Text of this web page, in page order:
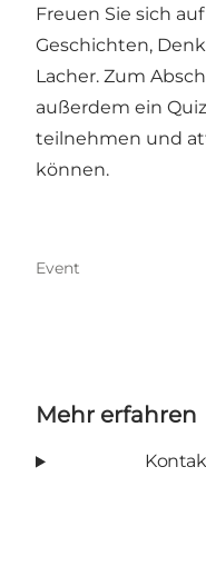
Freuen Sie sich
Geschichten,
Lacher. Zum
außerdem ein
teilnehmen und
können.
Event
Mehr erfahren